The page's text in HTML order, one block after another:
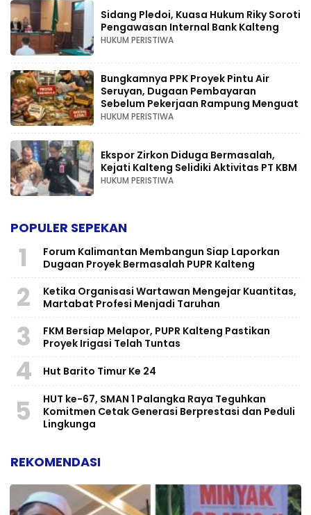
Sidang Pledoi, Kuasa Hukum Riky Soroti
Pengawasan Internal Bank Kalteng
HUKUM PERISTIWA
Bungkamnya PPK Proyek Pintu Air
Seruyan, Dugaan Pembayaran
Sebelum Pekerjaan Rampung Menguat
HUKUM PERISTIWA
Ekspor Zirkon Diduga Bermasalah,
Kejati Kalteng Selidiki Aktivitas PT KBM
HUKUM PERISTIWA
POPULER SEPEKAN
1
Forum Kalimantan Membangun Siap Laporkan
Dugaan Proyek Bermasalah PUPR Kalteng
2
Ketika Organisasi Wartawan Mengejar Kuantitas,
Martabat Profesi Menjadi Taruhan
3
FKM Bersiap Melapor, PUPR Kalteng Pastikan
Proyek Irigasi Telah Tuntas
4 Hut Barito Timur Ke 24
5
HUT ke-67, SMAN 1 Palangka Raya Teguhkan
Komitmen Cetak Generasi Berprestasi dan Peduli
Lingkunga
REKOMENDASI